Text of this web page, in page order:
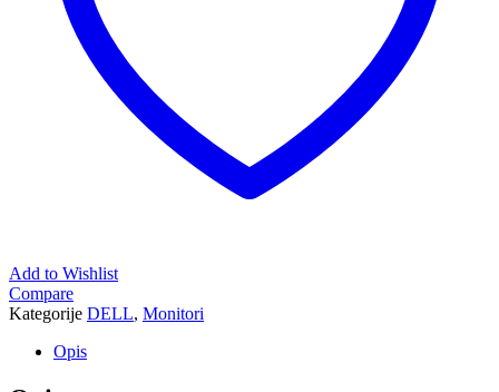
Add to Wishlist
Compare
Kategorije DELL, Monitori
Opis